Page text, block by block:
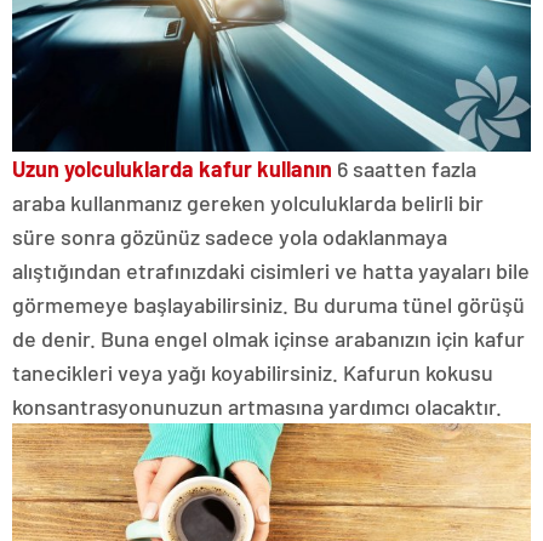
Uzun yolculuklarda kafur kullanın 6 saatten fazla
araba kullanmanız gereken yolculuklarda belirli bir
süre sonra gözünüz sadece yola odaklanmaya
alıştığından etrafınızdaki cisimleri ve hatta yayaları bile
görmemeye başlayabilirsiniz. Bu duruma tünel görüşü
de denir. Buna engel olmak içinse arabanızın için kafur
tanecikleri veya yağı koyabilirsiniz. Kafurun kokusu
konsantrasyonunuzun artmasına yardımcı olacaktır.